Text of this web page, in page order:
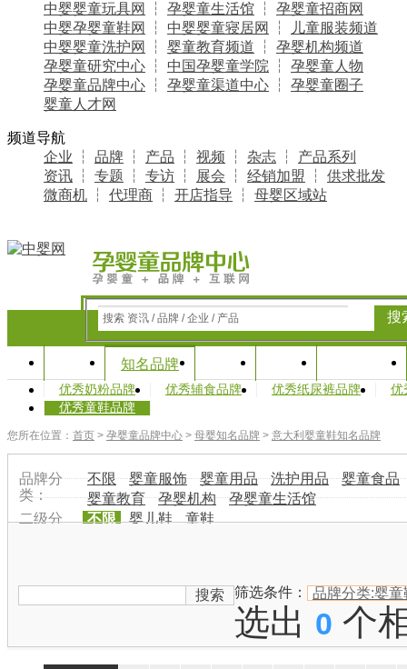
中婴婴童玩具网
┆ 孕婴童生活馆 ┆ 孕婴童招商网
中婴孕婴童鞋网
┆ 中婴婴童寝居网 ┆
儿童服装频道
中婴婴童洗护网
┆ 婴童教育频道 ┆ 孕婴机构频道
孕婴童研究中心 ┆ 中国孕婴童学院 ┆ 孕婴童人物
孕婴童品牌中心 ┆ 孕婴童渠道中心 ┆ 孕婴童圈子
婴童人才网
频道导航
企业 ┆ 品牌 ┆ 产品 ┆ 视频 ┆ 杂志 ┆ 产品系列
资讯 ┆ 专题 ┆ 专访 ┆ 展会 ┆ 经销加盟 ┆ 供求批发
微商机 ┆ 代理商 ┆ 开店指导 ┆ 母婴区域站
搜索 资讯 / 品牌 / 企业 / 产品 搜
知名品牌
优秀奶粉品牌 优秀辅食品牌 优秀纸尿裤品牌
优
优秀童鞋品牌
您所在位置： 首页 > 孕婴童品牌中心 > 母婴知名品牌 > 意大利婴童鞋知名品牌
品牌分
类：
不限 婴童服饰 婴童用品 洗护用品
婴童食品
婴童教育
孕婴机构
孕婴童生活馆
二级分
不限 婴儿鞋
童鞋
搜索
筛选条件： 品牌分类:婴童
选出 0 个